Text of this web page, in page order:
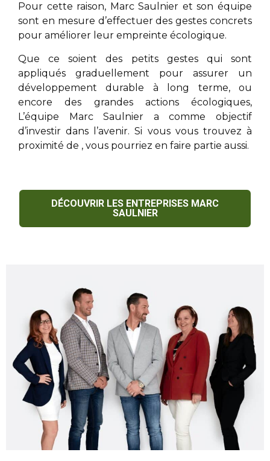
Pour cette raison, Marc Saulnier et son équipe
sont en mesure d’effectuer des gestes concrets
pour améliorer leur empreinte écologique.
Que ce soient des petits gestes qui sont
appliqués graduellement pour assurer un
développement durable à long terme, ou
encore des grandes actions écologiques,
L’équipe Marc Saulnier a comme objectif
d’investir dans l’avenir. Si vous vous trouvez à
proximité de , vous pourriez en faire partie aussi.
DÉCOUVRIR LES ENTREPRISES MARC
SAULNIER